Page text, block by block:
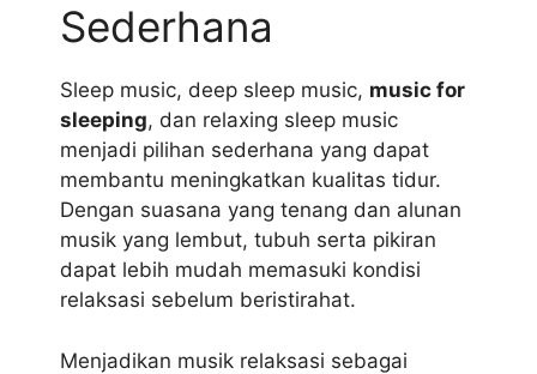
Sederhana
Sleep music, deep sleep music, music for
sleeping, dan relaxing sleep music
menjadi pilihan sederhana yang dapat
membantu meningkatkan kualitas tidur.
Dengan suasana yang tenang dan alunan
musik yang lembut, tubuh serta pikiran
dapat lebih mudah memasuki kondisi
relaksasi sebelum beristirahat.
Menjadikan musik relaksasi sebagai